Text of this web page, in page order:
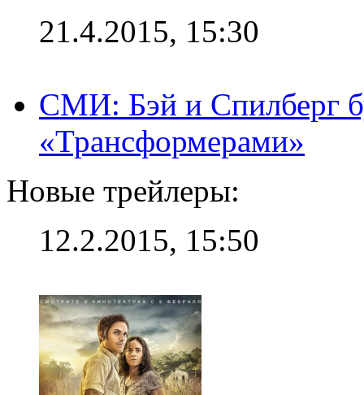
21.4.2015, 15:30
СМИ: Бэй и Спилберг
«Трансформерами»
Новые трейлеры:
12.2.2015, 15:50